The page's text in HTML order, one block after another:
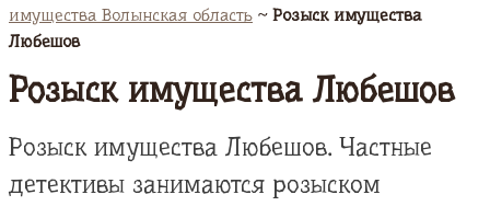
имущества Волынская область ~ Розыск имущества
Любешов
Розыск имущества Любешов
Розыск имущества Любешов. Частные
детективы занимаются розыском